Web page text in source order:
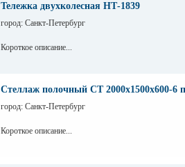
Тележка двухколесная НТ-1839
город: Санкт-Петербург
Короткое описание...
Стеллаж полочный СТ 2000х1500х600-6
город: Санкт-Петербург
Короткое описание...